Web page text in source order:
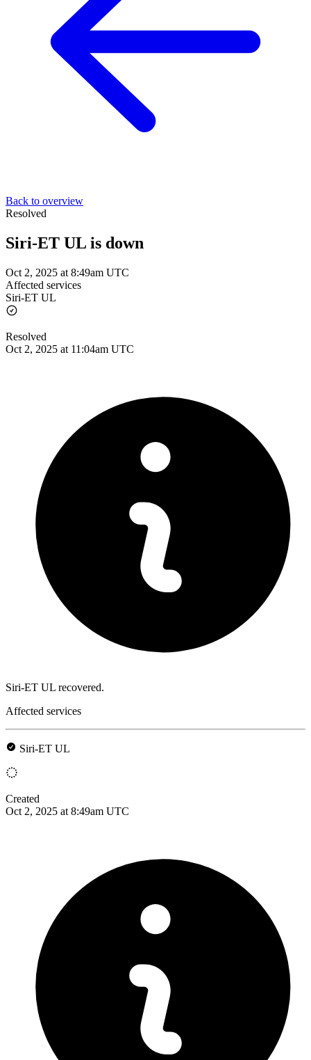
Back to overview
Resolved
Siri-ET UL is down
Oct 2, 2025 at 8:49am UTC
Affected services
Siri-ET UL
Resolved
Oct 2, 2025 at 11:04am UTC
Siri-ET UL recovered.
Affected services
Siri-ET UL
Created
Oct 2, 2025 at 8:49am UTC